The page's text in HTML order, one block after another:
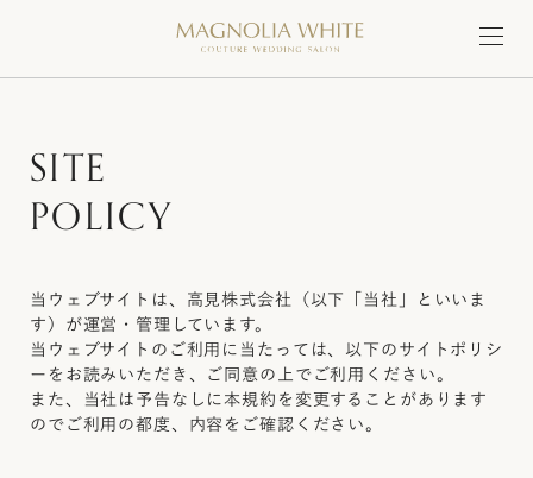
SITE
POLICY
当ウェブサイトは、高見株式会社（以下「当社」といいま
す）が運営・管理しています。
当ウェブサイトのご利用に当たっては、以下のサイトポリシ
ーをお読みいただき、ご同意の上でご利用ください。
また、当社は予告なしに本規約を変更することがあります
のでご利用の都度、内容をご確認ください。